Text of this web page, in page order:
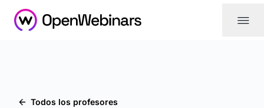
|||
Todos los profesores